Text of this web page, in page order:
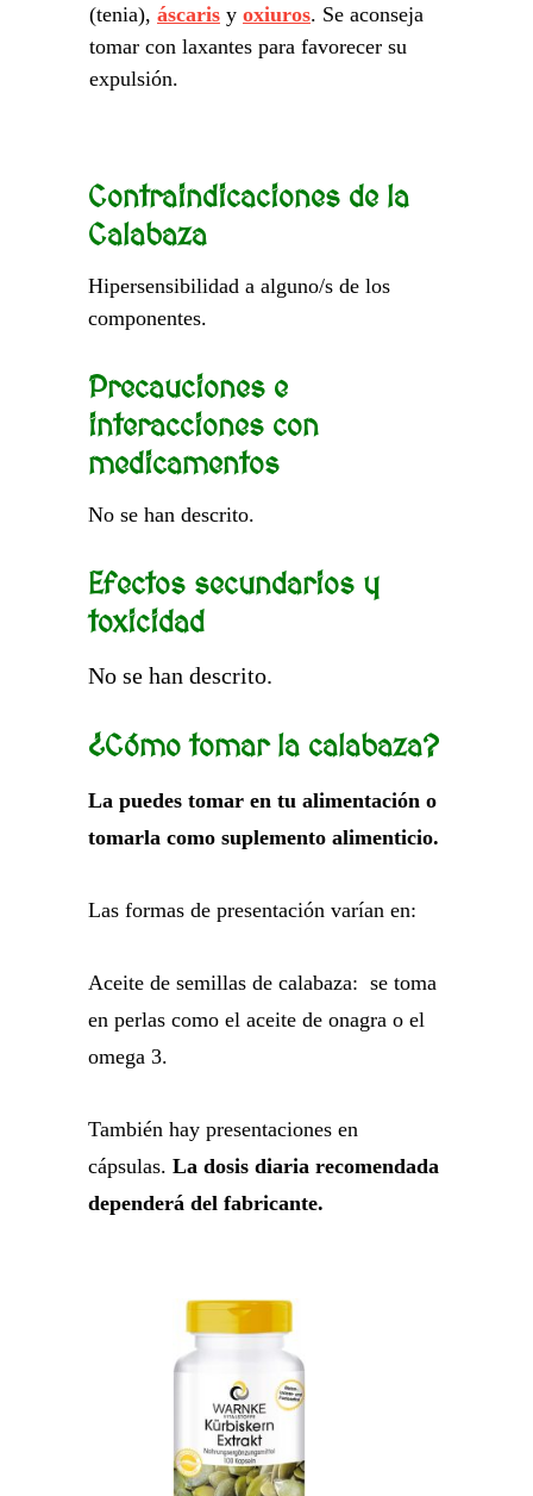
(tenia), áscaris y oxiuros. Se aconseja
tomar con laxantes para favorecer su
expulsión.
Contraindicaciones de la
Calabaza
Hipersensibilidad a alguno/s de los
componentes.
Precauciones e
interacciones con
medicamentos
No se han descrito.
Efectos secundarios y
toxicidad
No se han descrito.
¿Cómo tomar la calabaza?
La puedes tomar en tu alimentación o
tomarla como suplemento alimenticio.
Las formas de presentación varían en:
Aceite de semillas de calabaza: se toma
en perlas como el aceite de onagra o el
omega 3.
También hay presentaciones en
cápsulas. La dosis diaria recomendada
dependerá del fabricante.